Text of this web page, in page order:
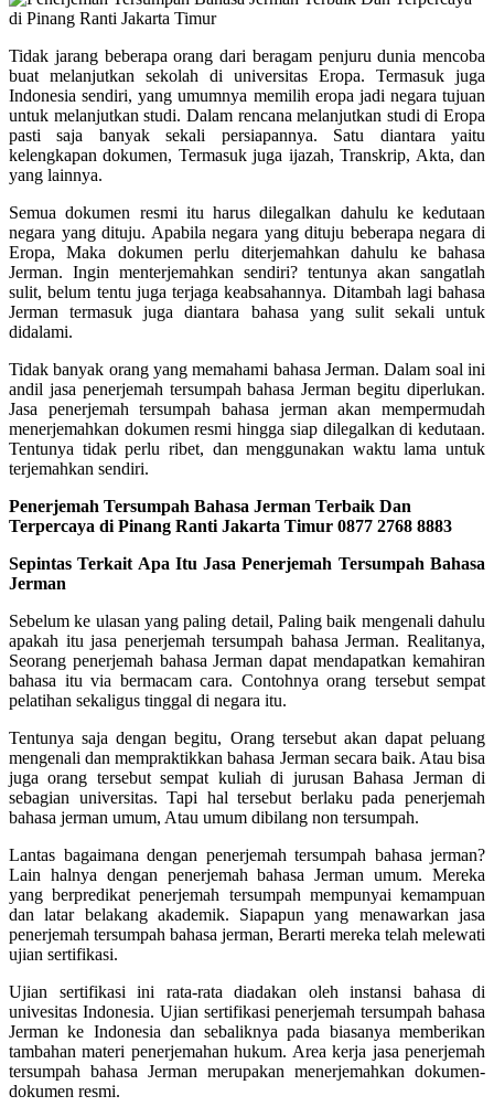
Tidak jarang beberapa orang dari beragam penjuru dunia mencoba
buat melanjutkan sekolah di universitas Eropa. Termasuk juga
Indonesia sendiri, yang umumnya memilih eropa jadi negara tujuan
untuk melanjutkan studi. Dalam rencana melanjutkan studi di Eropa
pasti saja banyak sekali persiapannya. Satu diantara yaitu
kelengkapan dokumen, Termasuk juga ijazah, Transkrip, Akta, dan
yang lainnya.
Semua dokumen resmi itu harus dilegalkan dahulu ke kedutaan
negara yang dituju. Apabila negara yang dituju beberapa negara di
Eropa, Maka dokumen perlu diterjemahkan dahulu ke bahasa
Jerman. Ingin menterjemahkan sendiri? tentunya akan sangatlah
sulit, belum tentu juga terjaga keabsahannya. Ditambah lagi bahasa
Jerman termasuk juga diantara bahasa yang sulit sekali untuk
didalami.
Tidak banyak orang yang memahami bahasa Jerman. Dalam soal ini
andil jasa penerjemah tersumpah bahasa Jerman begitu diperlukan.
Jasa penerjemah tersumpah bahasa jerman akan mempermudah
menerjemahkan dokumen resmi hingga siap dilegalkan di kedutaan.
Tentunya tidak perlu ribet, dan menggunakan waktu lama untuk
terjemahkan sendiri.
Penerjemah Tersumpah Bahasa Jerman Terbaik Dan
Terpercaya di Pinang Ranti Jakarta Timur 0877 2768 8883
Sepintas Terkait Apa Itu Jasa Penerjemah Tersumpah Bahasa
Jerman
Sebelum ke ulasan yang paling detail, Paling baik mengenali dahulu
apakah itu jasa penerjemah tersumpah bahasa Jerman. Realitanya,
Seorang penerjemah bahasa Jerman dapat mendapatkan kemahiran
bahasa itu via bermacam cara. Contohnya orang tersebut sempat
pelatihan sekaligus tinggal di negara itu.
Tentunya saja dengan begitu, Orang tersebut akan dapat peluang
mengenali dan mempraktikkan bahasa Jerman secara baik. Atau bisa
juga orang tersebut sempat kuliah di jurusan Bahasa Jerman di
sebagian universitas. Tapi hal tersebut berlaku pada penerjemah
bahasa jerman umum, Atau umum dibilang non tersumpah.
Lantas bagaimana dengan penerjemah tersumpah bahasa jerman?
Lain halnya dengan penerjemah bahasa Jerman umum. Mereka
yang berpredikat penerjemah tersumpah mempunyai kemampuan
dan latar belakang akademik. Siapapun yang menawarkan jasa
penerjemah tersumpah bahasa jerman, Berarti mereka telah melewati
ujian sertifikasi.
Ujian sertifikasi ini rata-rata diadakan oleh instansi bahasa di
univesitas Indonesia. Ujian sertifikasi penerjemah tersumpah bahasa
Jerman ke Indonesia dan sebaliknya pada biasanya memberikan
tambahan materi penerjemahan hukum. Area kerja jasa penerjemah
tersumpah bahasa Jerman merupakan menerjemahkan dokumen-
dokumen resmi.